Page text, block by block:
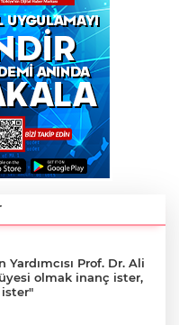
Yardımcısı Prof. Dr. Ali
üyesi olmak inanç ister,